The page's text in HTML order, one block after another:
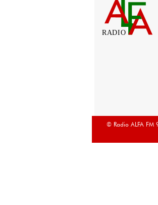
RADIO
© Radio ALFA FM